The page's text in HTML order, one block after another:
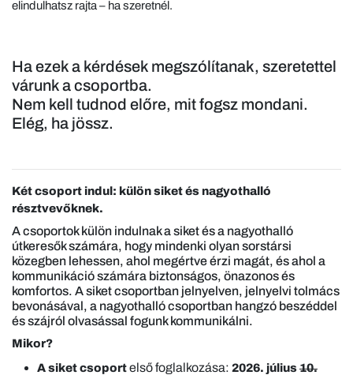
elindulhatsz rajta – ha szeretnél.
Ha ezek a kérdések megszólítanak, szeretettel
várunk a csoportba.
Nem kell tudnod előre, mit fogsz mondani.
Elég, ha jössz.
Két csoport indul: külön siket és nagyothalló
résztvevőknek.
A csoportok külön indulnak a siket és a nagyothalló
útkeresők számára, hogy mindenki olyan sorstársi
közegben lehessen, ahol megértve érzi magát, és ahol a
kommunikáció számára biztonságos, önazonos és
komfortos. A siket csoportban jelnyelven, jelnyelvi tolmács
bevonásával, a nagyothalló csoportban hangzó beszéddel
és szájról olvasással fogunk kommunikálni.
Mikor?
A siket csoportelső foglalkozása: 2026. július10.